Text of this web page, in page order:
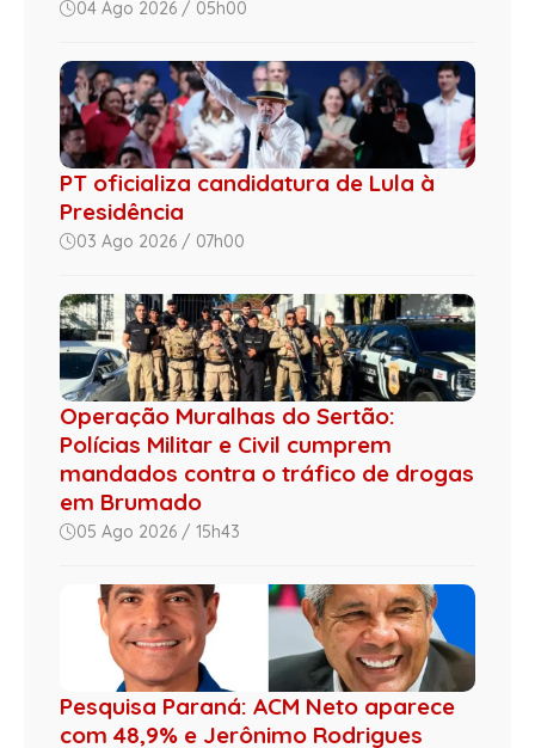
04 Ago 2026 / 05h00
PT oficializa candidatura de Lula à
Presidência
03 Ago 2026 / 07h00
Operação Muralhas do Sertão:
Polícias Militar e Civil cumprem
mandados contra o tráfico de drogas
em Brumado
05 Ago 2026 / 15h43
Pesquisa Paraná: ACM Neto aparece
com 48,9% e Jerônimo Rodrigues